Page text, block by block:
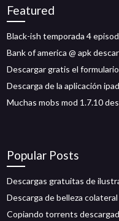
Featured
Black-ish temporada 4
Bank of america @ apk
Descargar gratis el
Descarga de la aplicación
Muchas mobs mod 1.7.10
Popular Posts
Descargas gratuitas de
Descarga de belleza
Copiando torrents